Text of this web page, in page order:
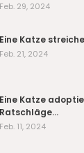
Feb. 29, 2024
Eine Katze
Feb. 21, 2024
Eine Katze
Ratschläge…
Feb. 11, 2024